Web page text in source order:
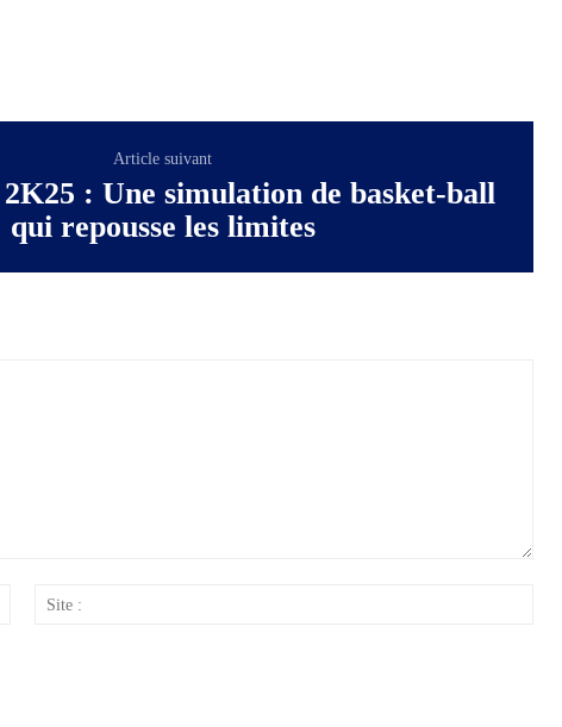
Article suivant
: Une simulation de basket-ball
qui repousse les limites
Email